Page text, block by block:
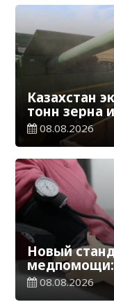
Казахстан
тонн зерна
эквиваленте
08.08.2026
Новый
медпомощи:
08.08.2026